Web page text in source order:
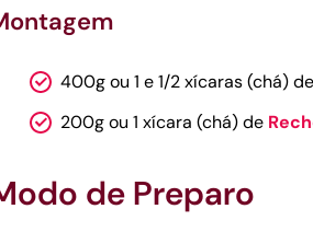
400g ou 1 e 1/2 xícaras (chá)
200g ou 1 xícara (chá) de
de Preparo